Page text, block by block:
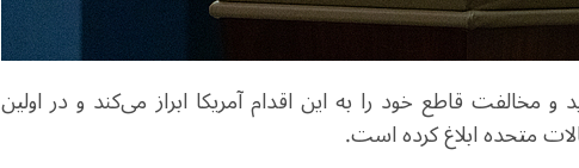
مخالفت قاطع خود را به این اقدام آمریکا ابراز می‌کند و در اولین
متحده ابلاغ کرده است.